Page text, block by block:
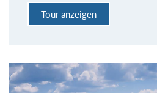
Tour anzeigen